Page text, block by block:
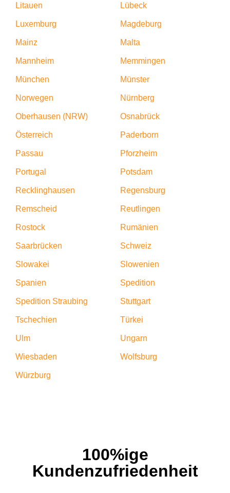
Litauen Lübeck
Luxemburg Magdeburg
Mainz Malta
Mannheim Memmingen
München Münster
Norwegen Nürnberg
Oberhausen (NRW) Osnabrück
Österreich Paderborn
Passau Pforzheim
Portugal Potsdam
Recklinghausen Regensburg
Remscheid Reutlingen
Rostock Rumänien
Saarbrücken Schweiz
Slowakei Slowenien
Spanien Spedition
Spedition Straubing Stuttgart
Tschechien Türkei
Ulm Ungarn
Wiesbaden Wolfsburg
Würzburg
100%ige
Kundenzufriedenheit